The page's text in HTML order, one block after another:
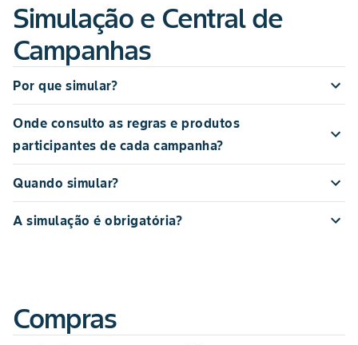
Simulação e Central de
Campanhas
Por que simular?
Onde consulto as regras e produtos
participantes de cada campanha?
Quando simular?
A simulação é obrigatória?
Compras